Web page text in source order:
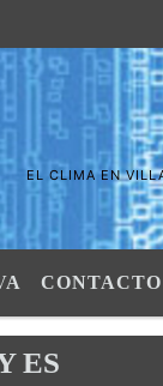
AVISO
EL CLIMA EN
CONTACTO
ES